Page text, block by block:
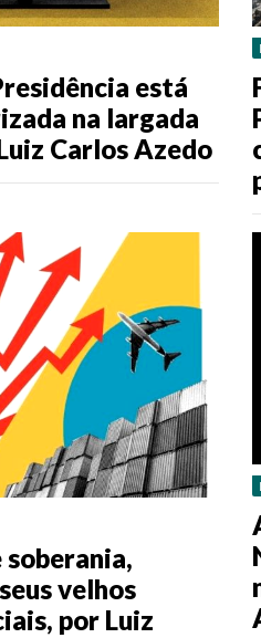
está
na largada
Carlos Azedo
velhos
por Luiz